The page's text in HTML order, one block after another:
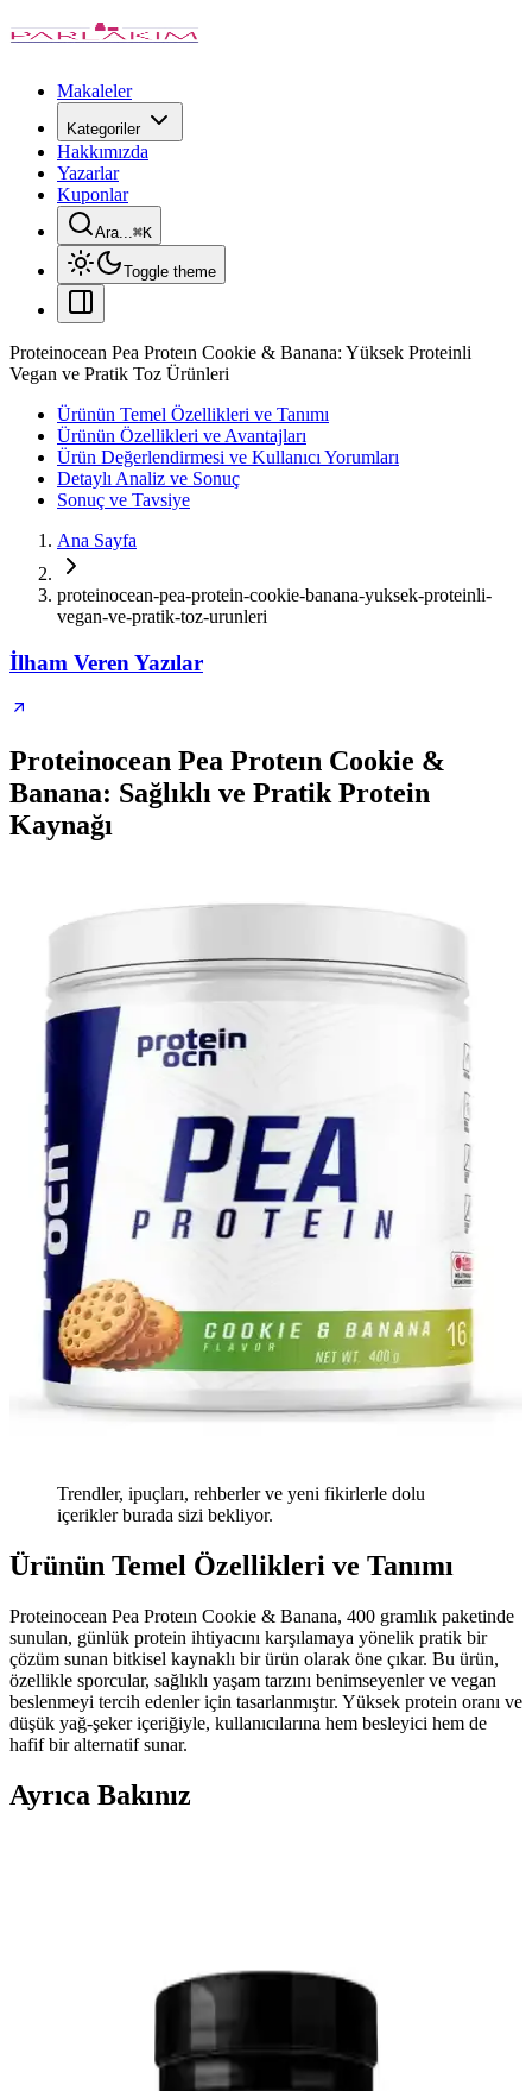
Makaleler
Kategoriler
Hakkımızda
Yazarlar
Kuponlar
Ara...⌘K
Toggle theme
Proteinocean Pea Proteın Cookie & Banana: Yüksek Proteinli
Vegan ve Pratik Toz Ürünleri
Ürünün Temel Özellikleri ve Tanımı
Ürünün Özellikleri ve Avantajları
Ürün Değerlendirmesi ve Kullanıcı Yorumları
Detaylı Analiz ve Sonuç
Sonuç ve Tavsiye
Ana Sayfa
proteinocean-pea-protein-cookie-banana-yuksek-proteinli-
vegan-ve-pratik-toz-urunleri
İlham Veren Yazılar
Proteinocean Pea Proteın Cookie &
Banana: Sağlıklı ve Pratik Protein
Kaynağı
Trendler, ipuçları, rehberler ve yeni fikirlerle dolu
içerikler burada sizi bekliyor.
Ürünün Temel Özellikleri ve Tanımı
Proteinocean Pea Proteın Cookie & Banana, 400 gramlık paketinde
sunulan, günlük protein ihtiyacını karşılamaya yönelik pratik bir
çözüm sunan bitkisel kaynaklı bir ürün olarak öne çıkar. Bu ürün,
özellikle sporcular, sağlıklı yaşam tarzını benimseyenler ve vegan
beslenmeyi tercih edenler için tasarlanmıştır. Yüksek protein oranı ve
düşük yağ-şeker içeriğiyle, kullanıcılarına hem besleyici hem de
hafif bir alternatif sunar.
Ayrıca Bakınız
destekler, uzun vadeli kullanımda fayda sağlar.
Agarta Doğal Çocuk Diş Macunu: Güvenli ve
Eğlenceli Diş Bakımı İçin Uygun Ürün